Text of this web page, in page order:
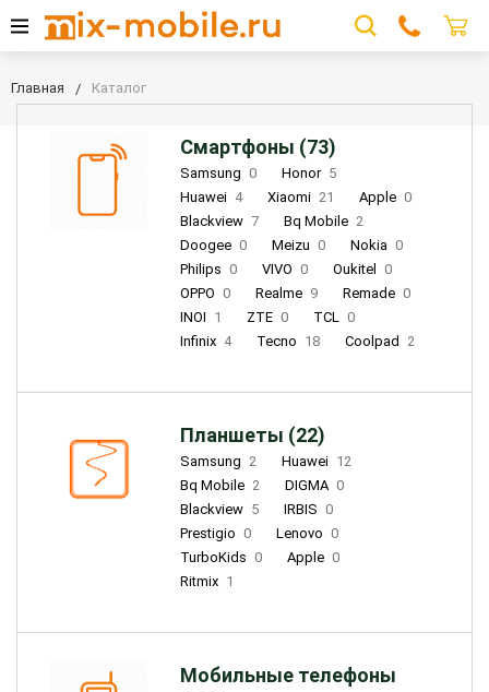
Главная Каталог
Смартфоны (73)
Samsung 0 Honor 5
Huawei 4 Xiaomi 21 Apple 0
Blackview 7 Bq Mobile 2
Doogee 0 Meizu 0 Nokia 0
Philips 0 VIVO 0 Oukitel
0
OPPO 0 Realme 9 Remade 0
INOI 1 ZTE 0 TCL 0
Infinix 4 Tecno 18 Coolpad 2
Планшеты (22)
Samsung 2 Huawei 12
Bq Mobile 2 DIGMA 0
Blackview 5 IRBIS 0
Prestigio 0 Lenovo 0
TurboKids 0 Apple 0
Ritmix 1
Мобильные телефоны